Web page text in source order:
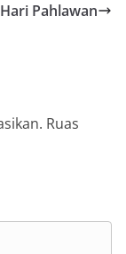
Pahlawan
Ruas